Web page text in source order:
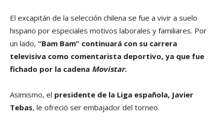
El excapitán de la selección chilena se fue a vivir a suelo
hispano por especiales motivos laborales y familiares. Por
un lado, “Bam Bam” continuará con su carrera
televisiva como comentarista deportivo, ya que fue
fichado por la cadena Movistar.
Asimismo, el presidente de la Liga española, Javier
Tebas, le ofreció ser embajador del torneo.